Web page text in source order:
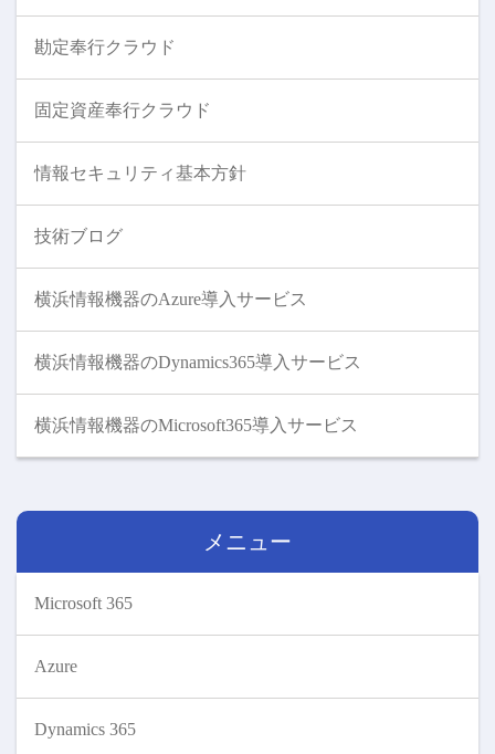
勘定奉行クラウド
固定資産奉行クラウド
情報セキュリティ基本方針
技術ブログ
横浜情報機器のAzure導入サービス
横浜情報機器のDynamics365導入サービス
横浜情報機器のMicrosoft365導入サービス
メニュー
Microsoft 365
Azure
Dynamics 365